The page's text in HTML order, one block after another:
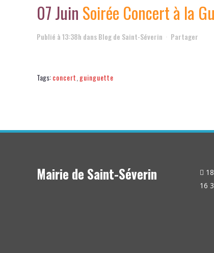
07 Juin Soirée Concert à la
Publié à 13:38h dansBlog de Saint-Séverin Partager
Tags:concert guinguette
Mairie de Saint-Séverin
16